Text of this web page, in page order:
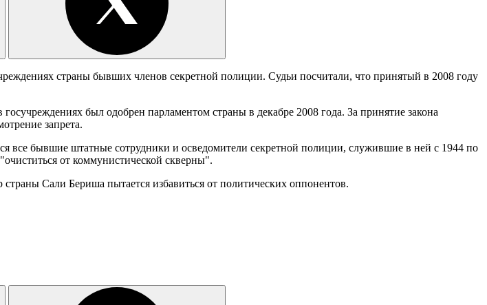
страны бывших членов секретной полиции. Судьи посчитали, что принятый в 2008 году
был одобрен парламентом страны в декабре 2008 года. За принятие закона
запрета.
все бывшие штатные сотрудники и осведомители секретной полиции, служившие в ней с 1944 по
от коммунистической скверны".
Сали Бериша пытается избавиться от политических оппонентов.